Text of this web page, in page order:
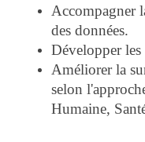
Accompagner
des données.
Développer
Améliorer la
selon
Humaine,